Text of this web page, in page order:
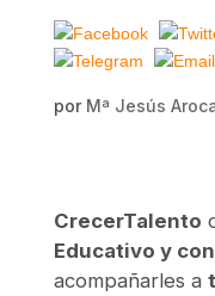
por Mª Jesús
CrecerTalento
Educativo y
acompañarles a